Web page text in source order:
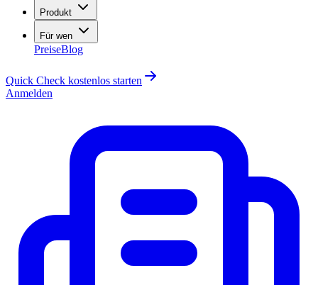
Produkt
Für wen
PreiseBlog
Quick Check kostenlos starten
Anmelden